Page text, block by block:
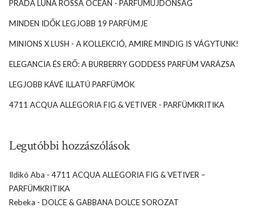
PRADA LUNA ROSSA OCEAN - PARFÜMÚJDONSÁG
MINDEN IDŐK LEGJOBB 19 PARFÜMJE
MINIONS X LUSH - A KOLLEKCIÓ, AMIRE MINDIG IS VÁGYTUNK!
ELEGANCIA ÉS ERŐ: A BURBERRY GODDESS PARFÜM VARÁZSA
LEGJOBB KÁVÉ ILLATÚ PARFÜMÖK
4711 ACQUA ALLEGORIA FIG & VETIVER - PARFÜMKRITIKA
Legutóbbi hozzászólások
Ildikó Aba - 4711 ACQUA ALLEGORIA FIG & VETIVER –
PARFÜMKRITIKA
Rebeka - DOLCE & GABBANA DOLCE SOROZAT